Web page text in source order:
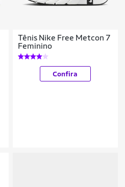
Tênis Nike Free Metcon 7
Feminino
Confira